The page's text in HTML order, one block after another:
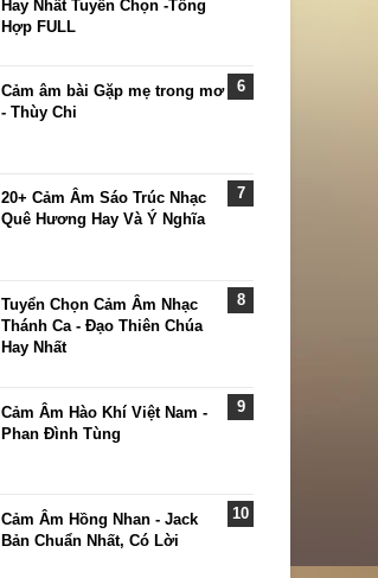
Hay Nhất Tuyển Chọn -Tổng
Hợp FULL
Cảm âm bài Gặp mẹ trong mơ
- Thùy Chi
20+ Cảm Âm Sáo Trúc Nhạc
Quê Hương Hay Và Ý Nghĩa
Tuyển Chọn Cảm Âm Nhạc
Thánh Ca - Đạo Thiên Chúa
Hay Nhất
Cảm Âm Hào Khí Việt Nam -
Phan Đình Tùng
Cảm Âm Hồng Nhan - Jack
Bản Chuẩn Nhất, Có Lời